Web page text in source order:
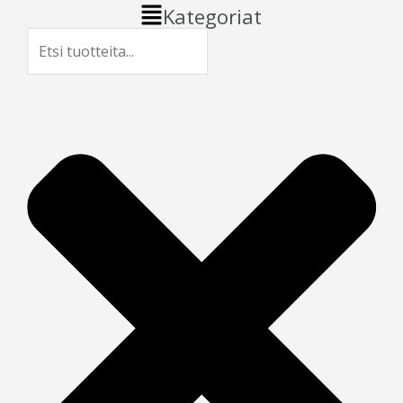
Main
Menu
Kategoriat